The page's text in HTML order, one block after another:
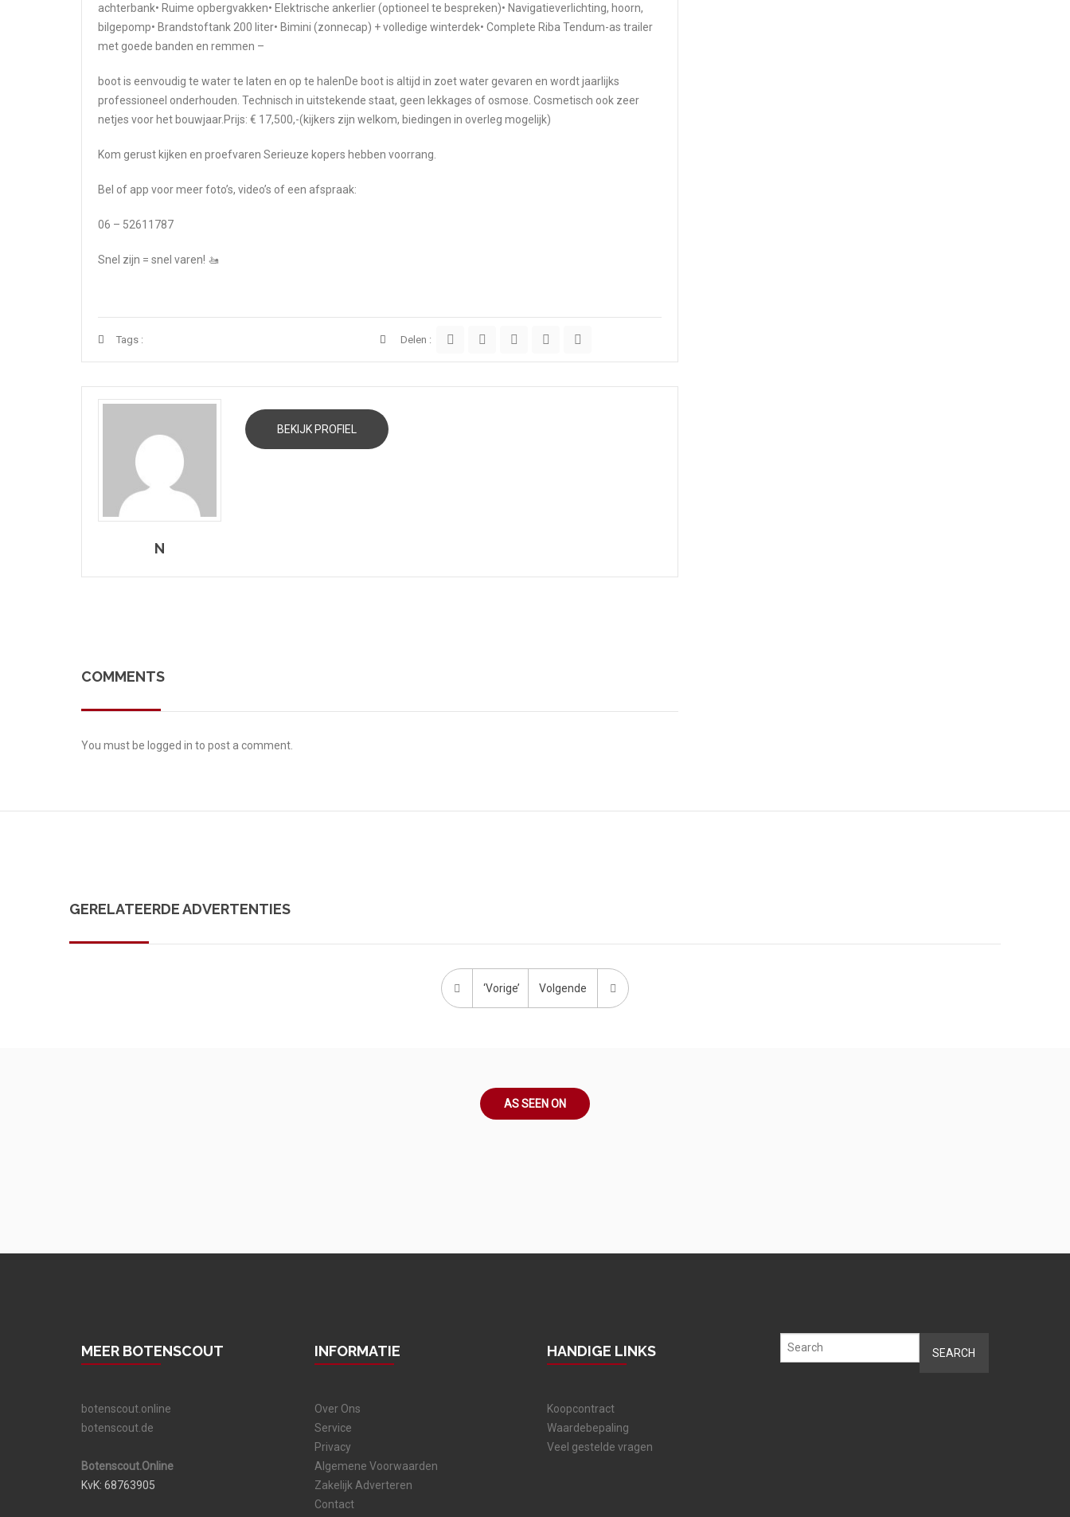
achterbank• Ruime opbergvakken• Elektrische ankerlier (optioneel te bespreken)• Navigatieverlichting, hoorn,
bilgepomp• Brandstoftank 200 liter• Bimini (zonnecap) + volledige winterdek• Complete Riba Tendum-as trailer
met goede banden en remmen –
boot is eenvoudig te water te laten en op te halenDe boot is altijd in zoet water gevaren en wordt jaarlijks
professioneel onderhouden. Technisch in uitstekende staat, geen lekkages of osmose. Cosmetisch ook zeer
netjes voor het bouwjaar.Prijs: € 17,500,-(kijkers zijn welkom, biedingen in overleg mogelijk)
Kom gerust kijken en proefvaren Serieuze kopers hebben voorrang.
Bel of app voor meer foto’s, video’s of een afspraak:
06 – 52611787
Snel zijn = snel varen! 🚤
Tags : Delen :
N
BEKIJK PROFIEL
COMMENTS
You must be logged in to post a comment.
GERELATEERDE ADVERTENTIES
‘Vorige’ Volgende
AS SEEN ON
MEER BOTENSCOUT
botenscout.online
botenscout.de
Botenscout.Online
KvK: 68763905
INFORMATIE
Over Ons
Service
Privacy
Algemene Voorwaarden
Zakelijk Adverteren
Contact
HANDIGE LINKS
Koopcontract
Waardebepaling
Veel gestelde vragen